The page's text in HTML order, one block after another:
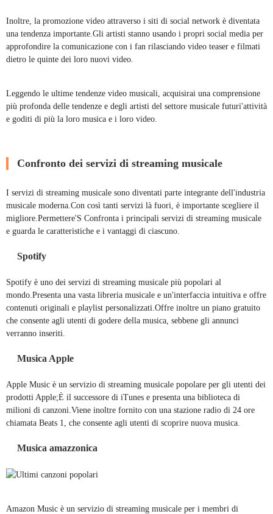
Inoltre, la promozione video attraverso i siti di social network è diventata
una tendenza importante.Gli artisti stanno usando i propri social media per
approfondire la comunicazione con i fan rilasciando video teaser e filmati
dietro le quinte dei loro nuovi video.
Leggendo le ultime tendenze video musicali, acquisirai una comprensione
più profonda delle tendenze e degli artisti del settore musicale futuri'attività
e goditi di più la loro musica e i loro video.
Confronto dei servizi di streaming musicale
I servizi di streaming musicale sono diventati parte integrante dell'industria
musicale moderna.Con così tanti servizi là fuori, è importante scegliere il
migliore.Permettere'S Confronta i principali servizi di streaming musicale
e guarda le caratteristiche e i vantaggi di ciascuno.
Spotify
Spotify è uno dei servizi di streaming musicale più popolari al
mondo.Presenta una vasta libreria musicale e un'interfaccia intuitiva e offre
contenuti originali e playlist personalizzati.Offre inoltre un piano gratuito
che consente agli utenti di godere della musica, sebbene gli annunci
verranno inseriti.
Musica Apple
Apple Music è un servizio di streaming musicale popolare per gli utenti dei
prodotti Apple;È il successore di iTunes e presenta una biblioteca di
milioni di canzoni.Viene inoltre fornito con una stazione radio di 24 ore
chiamata Beats 1, che consente agli utenti di scoprire nuova musica.
Musica amazzonica
Amazon Music è un servizio di streaming musicale per i membri di